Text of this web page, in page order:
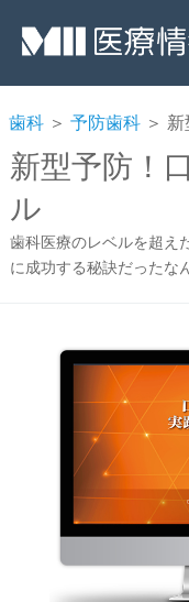
歯科 ＞ 予防歯科 ＞
新型予防！
ル
歯科医療のレベルを超え
に成功する秘訣だったな